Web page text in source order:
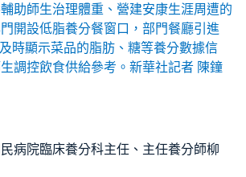
輔助師生治理體重、營建安康生涯周遭的
開設低脂養分餐窗口，部門餐廳引進
時顯示菜品的脂肪、糖等養分數據信
調控飲食供給參考。新華社記者 陳鐘
病院臨床養分科主任、主任養分師柳